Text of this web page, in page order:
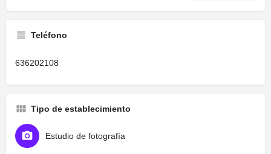
Teléfono
636202108
Tipo de establecimiento
Estudio de fotografía